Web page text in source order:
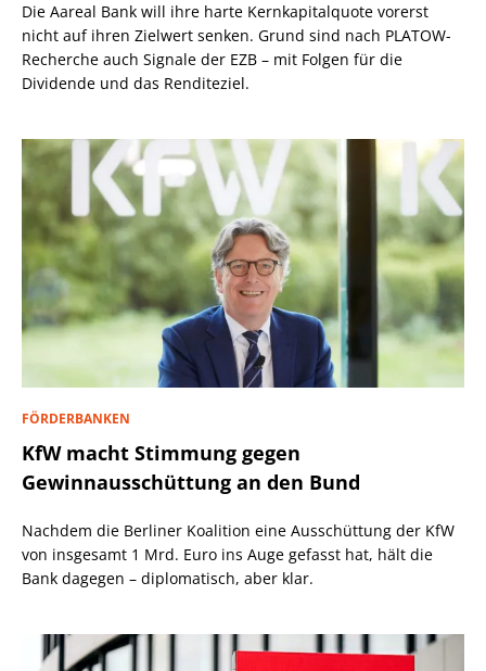
Die Aareal Bank will ihre harte Kernkapitalquote vorerst
nicht auf ihren Zielwert senken. Grund sind nach PLATOW-
Recherche auch Signale der EZB – mit Folgen für die
Dividende und das Renditeziel.
FÖRDERBANKEN
KfW macht Stimmung gegen
Gewinnausschüttung an den Bund
Nachdem die Berliner Koalition eine Ausschüttung der KfW
von insgesamt 1 Mrd. Euro ins Auge gefasst hat, hält die
Bank dagegen – diplomatisch, aber klar.